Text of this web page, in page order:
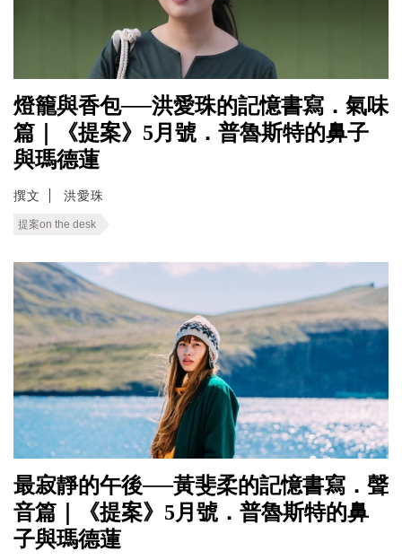
燈籠與香包──洪愛珠的記憶書寫．氣味
篇｜《提案》5月號．普魯斯特的鼻子
與瑪德蓮
撰文 洪愛珠
提案on the desk
最寂靜的午後──黃斐柔的記憶書寫．聲
音篇｜《提案》5月號．普魯斯特的鼻
子與瑪德蓮